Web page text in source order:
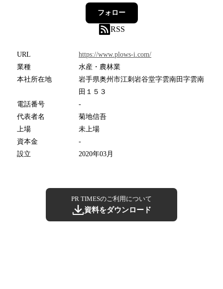
フォロー
RSS
URL
https://www.plows-i.com/
業種
水産・農林業
本社所在地
岩手県奥州市江刺岩谷堂字雲南田字雲南
田１５３
電話番号
-
代表者名
菊地信吾
上場
未上場
資本金
-
設立
2020年03月
PR TIMESのご利用について
資料をダウンロード